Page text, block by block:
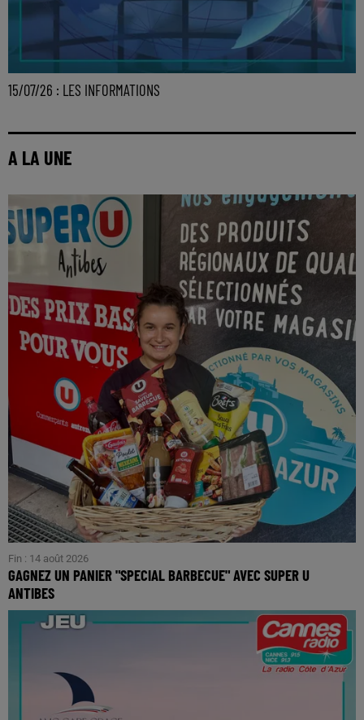
15/07/26 : LES INFORMATIONS
A LA UNE
Fin : 14 août 2026
GAGNEZ UN PANIER "SPECIAL BARBECUE" AVEC SUPER U
ANTIBES